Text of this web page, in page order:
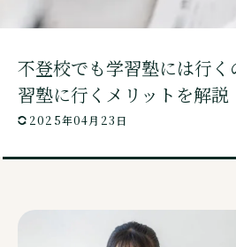
キズキとは？
料金・コース
不登校でも学習塾には行
習塾に行くメリットを解説
2025年04月23日